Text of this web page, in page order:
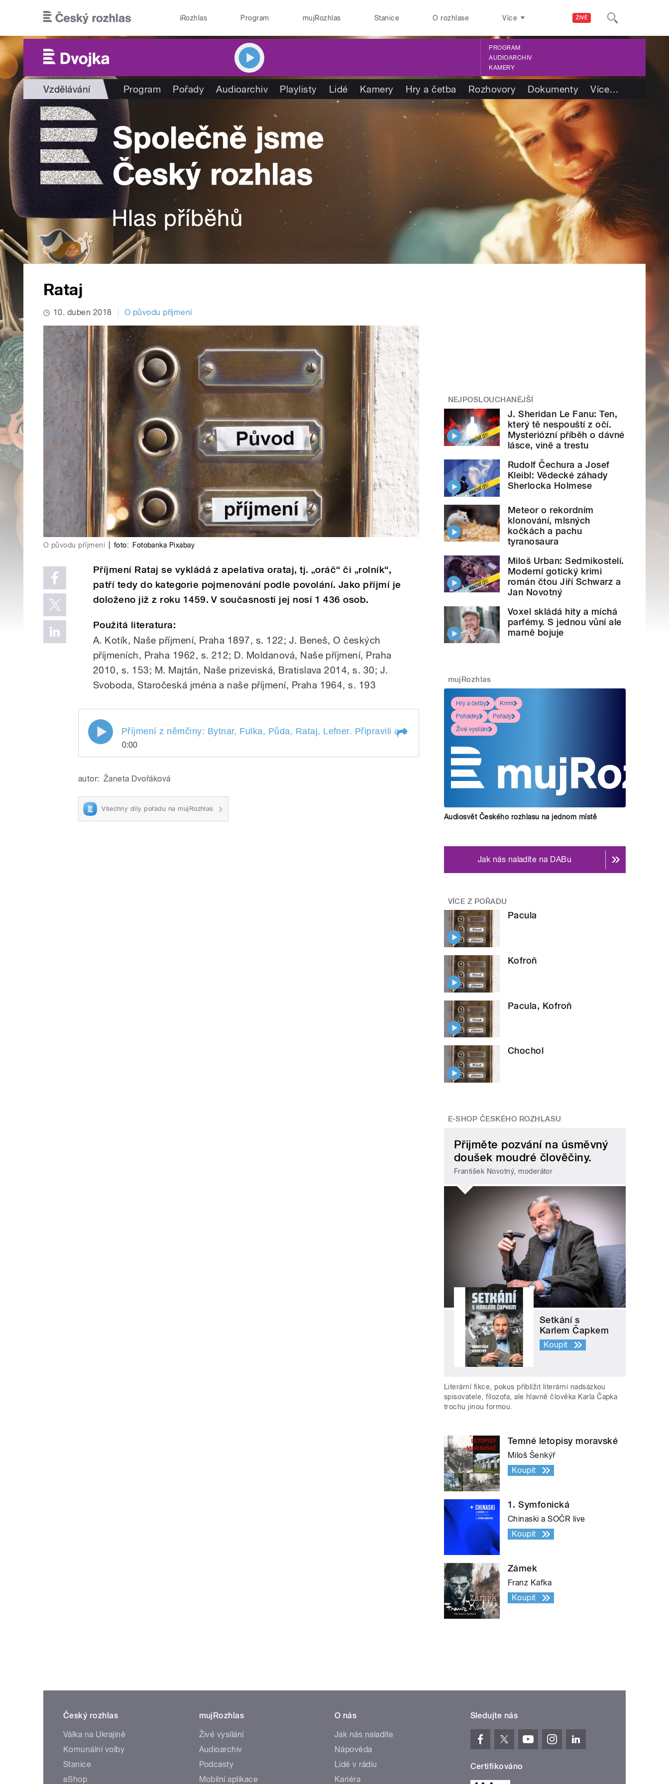
ŽIVĚ
iRozhlas Program mujRozhlas Stanice O rozhlase Více
PROGRAM
AUDIOARCHIV
KAMERY
Vzdělávání Program Pořady Audioarchiv Playlisty Lidé Kamery Hry a četba Rozhovory Dokumenty Více…
Rataj
10. duben 2018 O původu příjmení
O původu příjmení foto: Fotobanka Pixabay
Příjmení Rataj se vykládá z apelativa orataj, tj. „oráč“ či „rolník“,
patří tedy do kategorie pojmenování podle povolání. Jako příjmí je
doloženo již z roku 1459. V současnosti jej nosí 1 436 osob.
Použitá literatura:
A. Kotík, Naše příjmení, Praha 1897, s. 122; J. Beneš, O českých
příjmeních, Praha 1962, s. 212; D. Moldanová, Naše příjmení, Praha
2010, s. 153; M. Majtán, Naše prizeviská, Bratislava 2014, s. 30; J.
Svoboda, Staročeská jména a naše příjmení, Praha 1964, s. 193
Příjmení z němčiny: Bytnar, Fulka, Půda, Rataj, Lefner. Připravili a uvádí Kateřina Dvořáková a Jiří Holoubek.
0:00
Lefner. Připravili a uvádí Kateřina Dvořáková a Jiří
Holoubek.
autor: Žaneta Dvořáková
Všechny díly pořadu na mujRozhlas
NEJPOSLOUCHANĚJŠÍ
J. Sheridan Le Fanu: Ten,
který tě nespouští z očí.
Mysteriózní příběh o dávné
lásce, vině a trestu
Rudolf Čechura a Josef
Kleibl: Vědecké záhady
Sherlocka Holmese
Meteor o rekordním
klonování, mlsných
kočkách a pachu
tyranosaura
Miloš Urban: Sedmikostelí.
Moderní gotický krimi
román čtou Jiří Schwarz a
Jan Novotný
Voxel skládá hity a míchá
parfémy. S jednou vůní ale
marně bojuje
mujRozhlas
Hry a četby
Krimi
Pohádky
Pořady
Živé vysílání
Audiosvět Českého rozhlasu na jednom místě
Jak nás naladíte na DABu
VÍCE Z POŘADU
Pacula
Kofroň
Pacula, Kofroň
Chochol
E-SHOP ČESKÉHO ROZHLASU
Přijměte pozvání na úsměvný
doušek moudré člověčiny.
František Novotný, moderátor
Setkání s
Karlem Čapkem
Koupit
Literární fikce, pokus přiblížit literární nadsázkou
spisovatele, filozofa, ale hlavně člověka Karla Čapka
trochu jinou formou.
Temné letopisy moravské
Miloš Šenkýř
Koupit
1. Symfonická
Chinaski a SOČR live
Koupit
Zámek
Franz Kafka
Koupit
Český rozhlas
Válka na Ukrajině
Komunální volby
Stanice
eShop
mujRozhlas
Živé vysílání
Audioarchiv
Podcasty
Mobilní aplikace
O nás
Jak nás naladíte
Nápověda
Lidé v rádiu
Kariéra
Sledujte nás
Certifikováno